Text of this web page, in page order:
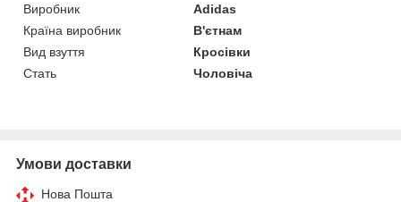
Виробник
Adidas
Країна виробник
В'єтнам
Вид взуття
Кросівки
Стать
Чоловіча
Умови доставки
Нова Пошта